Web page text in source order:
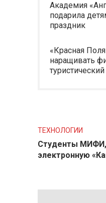
Академия
подарила
праздник
«Красная
наращивать
ТЕХНОЛОГИИ
Студенты
электронную